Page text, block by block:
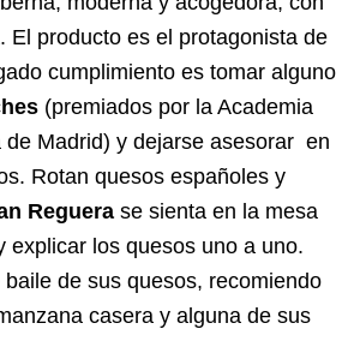
El producto es el protagonista de
cumplimiento es tomar alguno
(premiados por la Academia
de Madrid) y dejarse asesorar en
Rotan quesos españoles y
Reguera se sienta en la mesa
explicar los quesos uno a uno.
de sus quesos, recomiendo
casera y alguna de sus